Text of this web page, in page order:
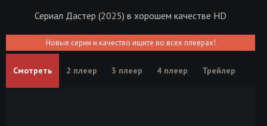
Сериал Дастер (2025) в хорошем качестве HD
Новые серии и качество ищите во всех плеерах!
Смотреть 2 плеер 3 плеер 4 плеер Трейлер